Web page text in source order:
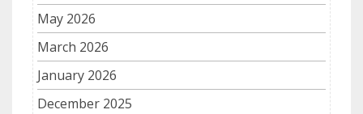
May 2026
March 2026
January 2026
December 2025